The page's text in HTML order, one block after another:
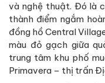
và nghệ thuật. Đó là
thành điểm ngắm
đồng hồ Central
màu đỏ gạch giữa
trung tâm khu phố
Primavera – thị trấn